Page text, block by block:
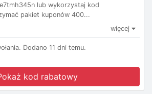
lub wykorzystaj kod
pakiet kuponów 400...
więcej
Dodano 11 dni temu.
kod rabatowy